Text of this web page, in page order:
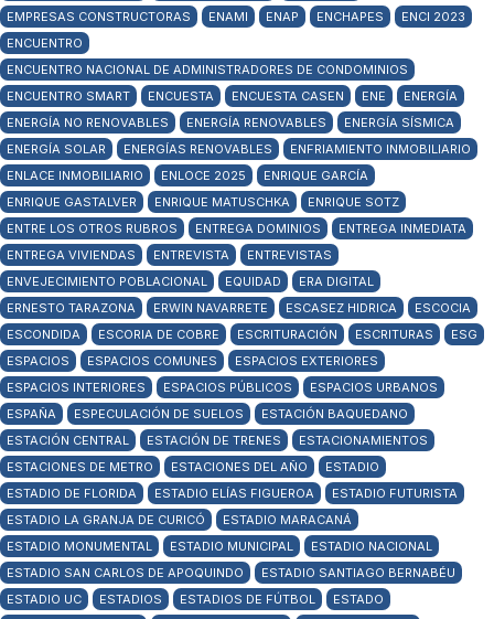
EMPRESAS CONSTRUCTORAS
ENAMI ENAP ENCHAPES
ENCI 2023
ENCUENTRO
ENCUENTRO NACIONAL DE ADMINISTRADORES DE CONDOMINIOS
ENCUENTRO SMART
ENCUESTA ENCUESTA CASEN ENE
ENERGÍA
ENERGÍA NO RENOVABLES
ENERGÍA RENOVABLES
ENERGÍA SÍSMICA
ENERGÍA SOLAR
ENERGÍAS RENOVABLES
ENFRIAMIENTO INMOBILIARIO
ENLACE INMOBILIARIO
ENLOCE 2025
ENRIQUE GARCÍA
ENRIQUE GASTALVER
ENRIQUE MATUSCHKA
ENRIQUE SOTZ
ENTRE LOS OTROS RUBROS
ENTREGA DOMINIOS
ENTREGA INMEDIATA
ENTREGA VIVIENDAS
ENTREVISTA
ENTREVISTAS
ENVEJECIMIENTO POBLACIONAL
EQUIDAD
ERA DIGITAL
ERNESTO TARAZONA
ERWIN NAVARRETE ESCASEZ HIDRICA
ESCOCIA
ESCONDIDA
ESCORIA DE COBRE ESCRITURACIÓN ESCRITURAS
ESG
ESPACIOS
ESPACIOS COMUNES
ESPACIOS EXTERIORES
ESPACIOS INTERIORES
ESPACIOS PÚBLICOS
ESPACIOS URBANOS
ESPAÑA
ESPECULACIÓN DE SUELOS
ESTACIÓN BAQUEDANO
ESTACIÓN CENTRAL
ESTACIÓN DE TRENES
ESTACIONAMIENTOS
ESTACIONES DE METRO
ESTACIONES DEL AÑO
ESTADIO
ESTADIO DE FLORIDA
ESTADIO ELÍAS FIGUEROA
ESTADIO FUTURISTA
ESTADIO LA GRANJA DE CURICÓ
ESTADIO MARACANÁ
ESTADIO MONUMENTAL
ESTADIO MUNICIPAL
ESTADIO NACIONAL
ESTADIO SAN CARLOS DE APOQUINDO
ESTADIO SANTIAGO BERNABÉU
ESTADIO UC
ESTADIOS ESTADIOS DE FÚTBOL
ESTADO